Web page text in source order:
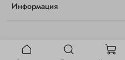
Информация